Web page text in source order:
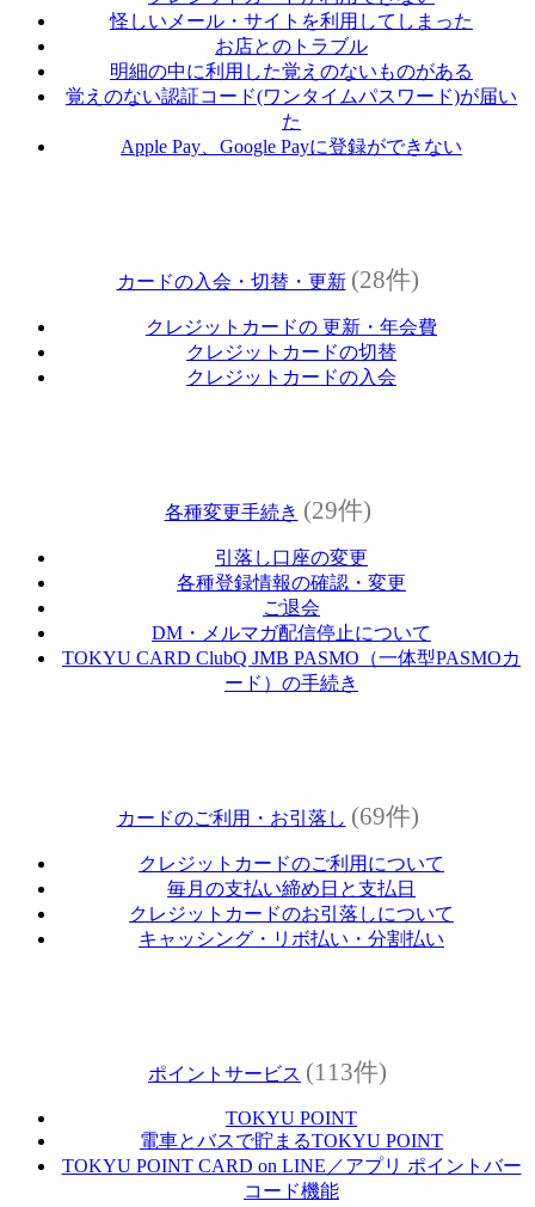
怪しいメール・サイトを利用してしまった
お店とのトラブル
明細の中に利用した覚えのないものがある
覚えのない認証コード(ワンタイムパスワード)が届い
た
Apple Pay、Google Payに登録ができない
カードの入会・切替・更新 (28件)
クレジットカードの 更新・年会費
クレジットカードの切替
クレジットカードの入会
各種変更手続き (29件)
引落し口座の変更
各種登録情報の確認・変更
ご退会
DM・メルマガ配信停止について
TOKYU CARD ClubQ JMB PASMO（一体型PASMOカ
ード）の手続き
カードのご利用・お引落し (69件)
クレジットカードのご利用について
毎月の支払い締め日と支払日
クレジットカードのお引落しについて
キャッシング・リボ払い・分割払い
ポイントサービス (113件)
TOKYU POINT
電車とバスで貯まるTOKYU POINT
TOKYU POINT CARD on LINE／アプリ ポイントバー
コード機能